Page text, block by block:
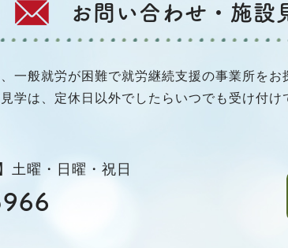
お問い合わせ・施設
一般就労が困難で就労継続支援の事業所をお
学は、定休日以外でしたらいつでも受け付け
土曜・日曜・祝日